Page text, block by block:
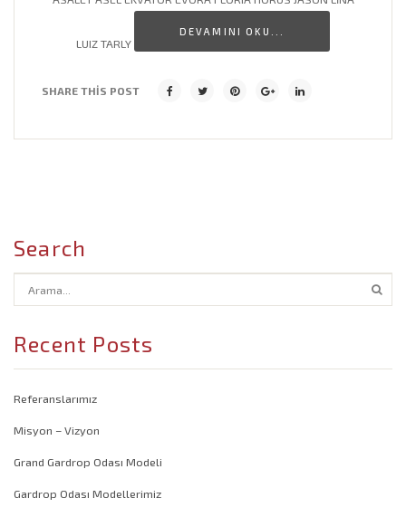
İşyeri Dekorasyon Modelleri
LUIZ TARLY
DEVAMINI OKU...
SHARE THIS POST
Search
Recent Posts
Referanslarımız
Misyon – Vizyon
Grand Gardrop Odası Modeli
Gardrop Odası Modellerimiz